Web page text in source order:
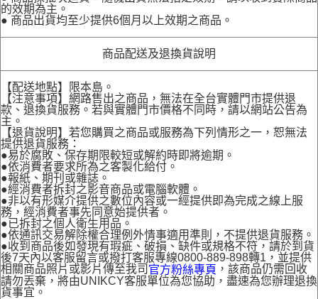
的效期為主。
● 商品出貨均至少提供6個月以上效期之商品。
商品配送及退換貨說明
【配送地點】限本島。
【注意事項】網路售出之商品，無法在全台實體門市提供退
款、退換貨服務。若與實體門市價格不同時，請以網站公告為
主。
【退貨說明】若您購買之商品或服務為下列情形之一，恕無法
提供退貨服務：
●易於腐敗、保存期限較短或解約時即將逾期。
●依消費者要求所為之客製化給付。
●報紙、期刊或雜誌。
●經消費者拆封之影音商品或電腦軟體。
●非以有形媒介提供之數位內容或一經提供即為完成之線上服
務，經消費者事先同意始提供者。
●已拆封之個人衛生用品。
●依通訊交易解除權合理例外情事適用準則，不提供退貨服務。
●收到商品後如發現有瑕疵、破損、缺件或規格不符，請於到貨
後7天內以客服留言或撥打客服專線0800-889-898轉1，並提供
相關商品照片或影片傳至我司 官方粉絲專頁 ，該商品仍需回收
請勿丟棄，將由UNIKCY客服單位為您協助，盡速為您辦理退換
貨事宜。